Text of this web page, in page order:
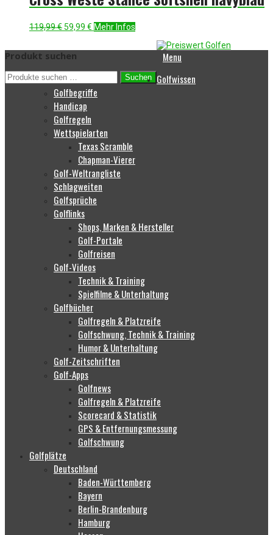
119,99€ Ursprünglicher
119,99 €
59,99 € Aktueller
Mehr Infos
Produkt suchen
Suchen
Suchen
Menu
Golfwissen
Golfbegriffe
Handicap
Golfregeln
Wettspielarten
Texas Scramble
Chapman-Vierer
Golf-Weltrangliste
Schlagweiten
Golfsprüche
Golflinks
Shops, Marken & Hersteller
Golf-Portale
Golfreisen
Golf-Videos
Technik & Training
Spielfilme & Unterhaltung
Golfbücher
Golfregeln & Platzreife
Golfschwung, Technik & Training
Humor & Unterhaltung
Golf-Zeitschriften
Golf-Apps
Golfnews
Golfregeln & Platzreife
Scorecard & Statistik
GPS & Entfernungsmessung
Golfschwung
Golfplätze
Deutschland
Baden-Württemberg
Bayern
Berlin-Brandenburg
Hamburg